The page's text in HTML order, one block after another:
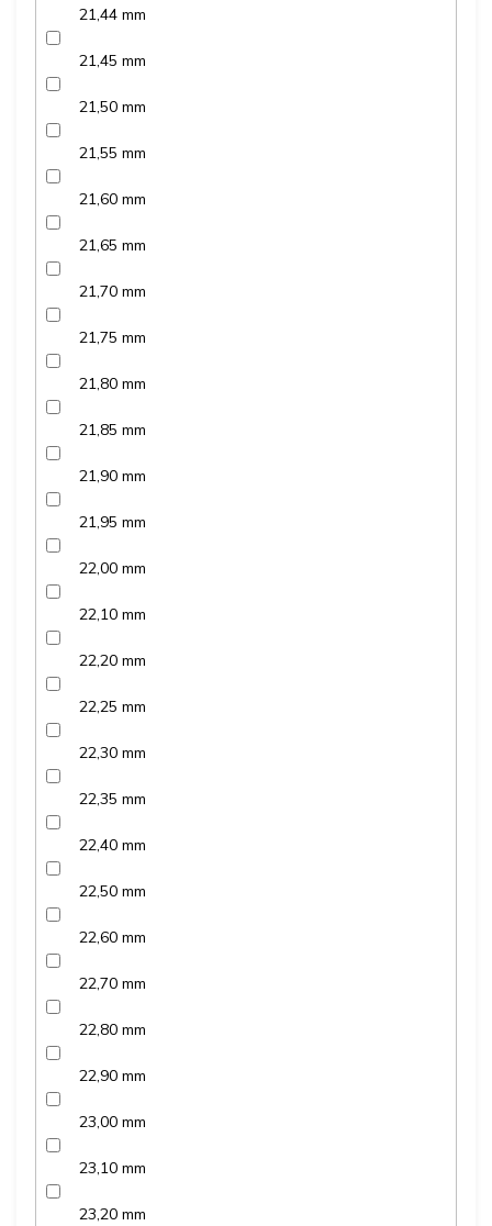
21,44 mm
21,45 mm
21,50 mm
21,55 mm
21,60 mm
21,65 mm
21,70 mm
21,75 mm
21,80 mm
21,85 mm
21,90 mm
21,95 mm
22,00 mm
22,10 mm
22,20 mm
22,25 mm
22,30 mm
22,35 mm
22,40 mm
22,50 mm
22,60 mm
22,70 mm
22,80 mm
22,90 mm
23,00 mm
23,10 mm
23,20 mm